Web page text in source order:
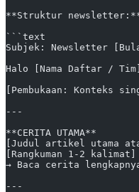
**Struktur
```text
Subjek: Newsletter
Halo [Nama Daftar /
[Pembukaan: Konteks
---
**CERITA UTAMA**
[Judul artikel utama atau
[Rangkuman 1-2 kalimat]
→ Baca cerita
---